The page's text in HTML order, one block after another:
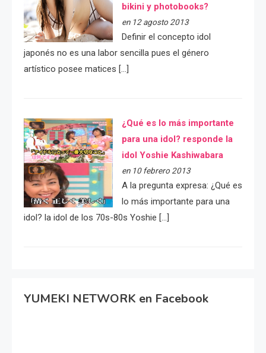
bikini y photobooks?
en 12 agosto 2013
Definir el concepto idol
japonés no es una labor sencilla pues el género
artístico posee matices […]
¿Qué es lo más importante
para una idol? responde la
idol Yoshie Kashiwabara
en 10 febrero 2013
A la pregunta expresa: ¿Qué es
lo más importante para una
idol? la idol de los 70s-80s Yoshie […]
YUMEKI NETWORK en Facebook